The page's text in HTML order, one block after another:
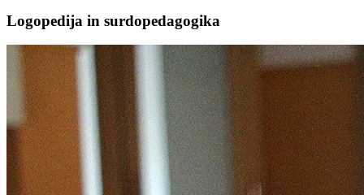
Logopedija in surdopedagogika